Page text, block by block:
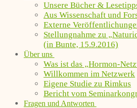
Unsere Bücher &
Aus Wissenschaft und
Externe
Stellungnahme zu
(in Bunte, 15.9.2016)
Über uns
Was ist das „Hormon-
Willkommen im Netzwerk
Eigene Studie zu Rimkus
Bericht vom
Fragen und Antworten